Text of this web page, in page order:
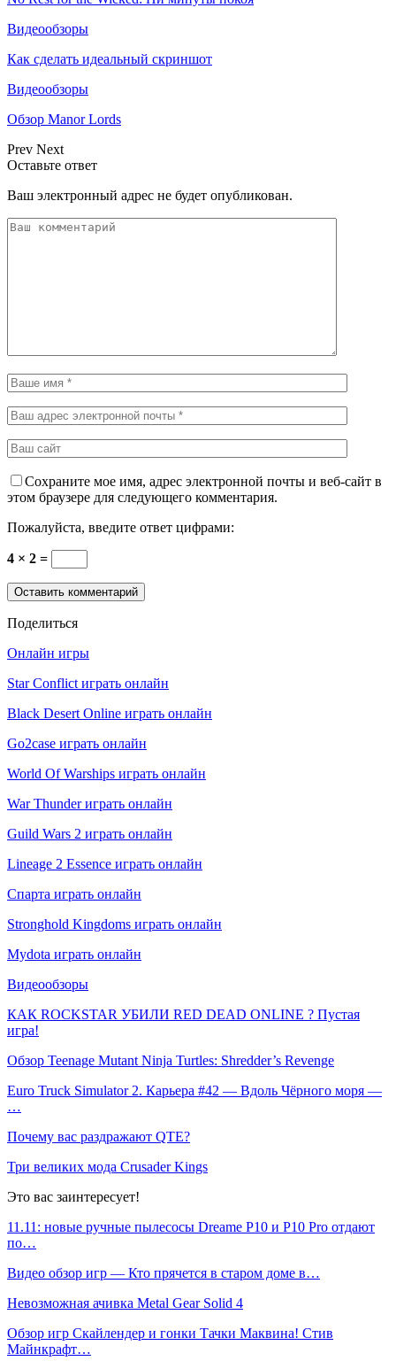
Видеообзоры
Как сделать идеальный скриншот
Видеообзоры
Обзор Manor Lords
Prev Next
Оставьте ответ
Ваш электронный адрес не будет опубликован.
Сохраните мое имя, адрес электронной почты и веб-сайт в
этом браузере для следующего комментария.
Пожалуйста, введите ответ цифрами:
4 × 2 =
Поделиться
Онлайн игры
Star Conflict играть онлайн
Black Desert Online играть онлайн
Go2case играть онлайн
World Of Warships играть онлайн
War Thunder играть онлайн
Guild Wars 2 играть онлайн
Lineage 2 Essence играть онлайн
Спарта играть онлайн
Stronghold Kingdoms играть онлайн
Mydota играть онлайн
Видеообзоры
КАК ROCKSTAR УБИЛИ RED DEAD ONLINE ? Пустая
игра!
Обзор Teenage Mutant Ninja Turtles: Shredder’s Revenge
Euro Truck Simulator 2. Карьера #42 — Вдоль Чёрного моря —
…
Почему вас раздражают QTE?
Три великих мода Crusader Kings
Это вас заинтересует!
11.11: новые ручные пылесосы Dreame P10 и P10 Pro отдают
по…
Видео обзор игр — Кто прячется в старом доме в…
Невозможная ачивка Metal Gear Solid 4
Обзор игр Скайлендер и гонки Тачки Маквина! Стив
Майнкрафт…